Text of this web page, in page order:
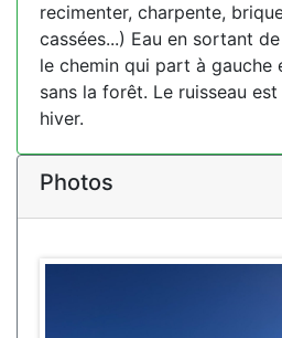
recimenter, charpente,
cassées...) Eau en sortant
le chemin qui part à gauche
sans la forêt. Le ruisseau
hiver.
Photos